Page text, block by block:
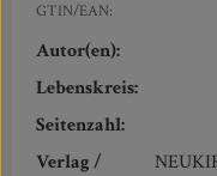
GTIN/EAN:
Autor(en):
Lebenskreis:
Seitenzahl:
Verlag /